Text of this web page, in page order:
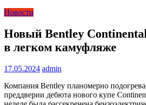
Новости
Новый Bentley
в легком камуфляже
17.05.2024 admin
Компания Bentley планомерно
преддверии дебюта нового купе